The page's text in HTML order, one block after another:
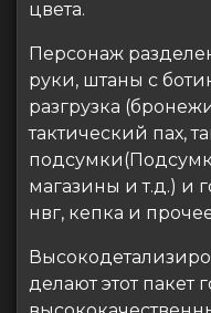
цвета.
Персонаж
руки, штаны с
разгрузка
тактический пах,
магазины и т.д.) и
нвг, кепка и
делают этот пакет